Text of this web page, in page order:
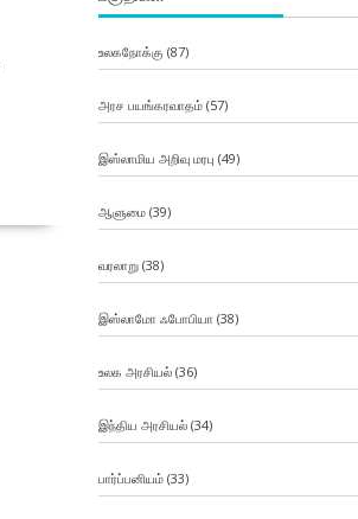
உலகநோக்கு (87)
அரச பயங்கரவாதம்(57)
இஸ்லாமிய அறிவு மரபு (49)
ஆளுமை(39)
வரலாறு(38)
இஸ்லாமோ ஃபோபியா (38)
உலக அரசியல்(36)
இந்திய அரசியல்(34)
பார்ப்பனியம்(33)